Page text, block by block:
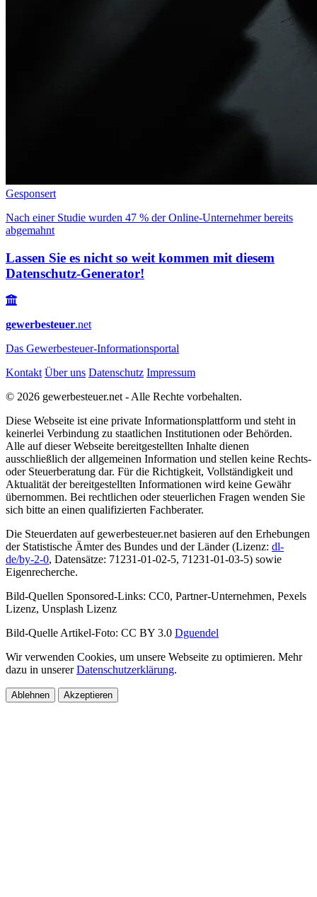
Gesponsert
Nach einer Studie wurden 47 % der Online-Unternehmer bereits
abgemahnt
Lassen Sie es nicht so weit kommen mit diesem
Datenschutz-Generator!
gewerbesteuer.net
Das Gewerbesteuer-Informationsportal
Kontakt Über uns Datenschutz Impressum
© 2026 gewerbesteuer.net - Alle Rechte vorbehalten.
Diese Webseite ist eine private Informationsplattform und steht in
keinerlei Verbindung zu staatlichen Institutionen oder Behörden.
Alle auf dieser Webseite bereitgestellten Inhalte dienen
ausschließlich der allgemeinen Information und stellen keine Rechts-
oder Steuerberatung dar. Für die Richtigkeit, Vollständigkeit und
Aktualität der bereitgestellten Informationen wird keine Gewähr
übernommen. Bei rechtlichen oder steuerlichen Fragen wenden Sie
sich bitte an einen qualifizierten Fachberater.
Die Steuerdaten auf gewerbesteuer.net basieren auf den Erhebungen
der Statistische Ämter des Bundes und der Länder (Lizenz: dl-
de/by-2-0, Datensätze: 71231-01-02-5, 71231-01-03-5) sowie
Eigenrecherche.
Bild-Quellen Sponsored-Links: CC0, Partner-Unternehmen, Pexels
Lizenz, Unsplash Lizenz
Bild-Quelle Artikel-Foto: CC BY 3.0 Dguendel
Wir verwenden Cookies, um unsere Webseite zu optimieren. Mehr
dazu in unsererDatenschutzerklärung.
Ablehnen Akzeptieren